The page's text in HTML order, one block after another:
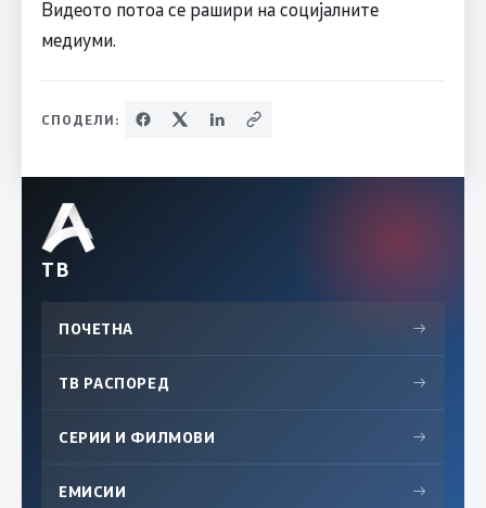
Видеото потоа се рашири на социјалните
медиуми.
СПОДЕЛИ:
ТВ
ПОЧЕТНА →
ТВ РАСПОРЕД →
СЕРИИ И ФИЛМОВИ →
ЕМИСИИ →